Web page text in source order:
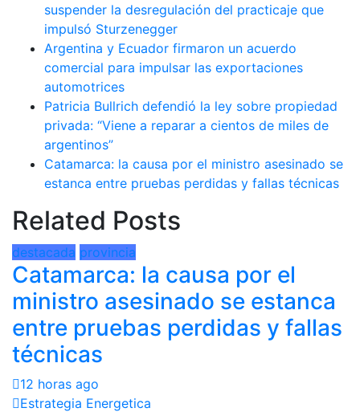
suspender la desregulación del practicaje que
impulsó Sturzenegger
Argentina y Ecuador firmaron un acuerdo
comercial para impulsar las exportaciones
automotrices
Patricia Bullrich defendió la ley sobre propiedad
privada: “Viene a reparar a cientos de miles de
argentinos”
Catamarca: la causa por el ministro asesinado se
estanca entre pruebas perdidas y fallas técnicas
Related Posts
destacada provincia
Catamarca: la causa por el
ministro asesinado se estanca
entre pruebas perdidas y fallas
técnicas
12 horas ago
Estrategia Energetica